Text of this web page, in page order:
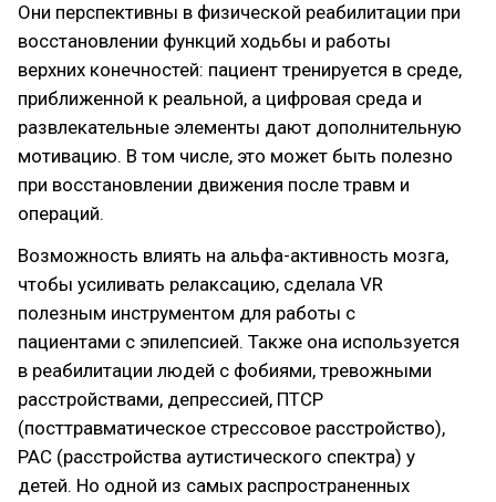
Они перспективны в физической реабилитации при
восстановлении функций ходьбы и работы
верхних конечностей: пациент тренируется в среде,
приближенной к реальной, а цифровая среда и
развлекательные элементы дают дополнительную
мотивацию. В том числе, это может быть полезно
при восстановлении движения после травм и
операций.
Возможность влиять на альфа-активность мозга,
чтобы усиливать релаксацию, сделала VR
полезным инструментом для работы с
пациентами с эпилепсией. Также она используется
в реабилитации людей с фобиями, тревожными
расстройствами, депрессией, ПТСР
(посттравматическое стрессовое расстройство),
РАС (расстройства аутистического спектра) у
детей. Но одной из самых распространенных